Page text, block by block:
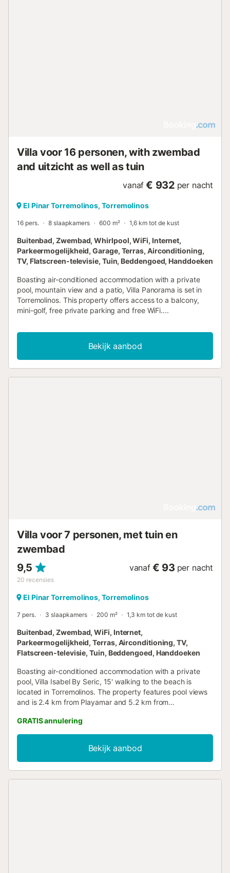
Villa voor 16 personen, with zwembad
and uitzicht as well as tuin
vanaf € 932 per nacht
El Pinar Torremolinos, Torremolinos
16 pers. 8 slaapkamers 600 m² 1,6 km tot de kust
Buitenbad, Zwembad, Whirlpool, WiFi, Internet,
Parkeermogelijkheid, Garage, Terras, Airconditioning,
TV, Flatscreen-televisie, Tuin, Beddengoed, Handdoeken
Boasting air-conditioned accommodation with a private
pool, mountain view and a patio, Villa Panorama is set in
Torremolinos. This property offers access to a balcony,
mini-golf, free private parking and free WiFi....
Bekijk aanbod
Villa voor 7 personen, met tuin en
zwembad
9,5
20 recensies
vanaf € 93 per nacht
El Pinar Torremolinos, Torremolinos
7 pers. 3 slaapkamers 200 m² 1,3 km tot de kust
Buitenbad, Zwembad, WiFi, Internet,
Parkeermogelijkheid, Terras, Airconditioning, TV,
Flatscreen-televisie, Tuin, Beddengoed, Handdoeken
Boasting air-conditioned accommodation with a private
pool, Villa Isabel By Seric, 15' walking to the beach is
located in Torremolinos. The property features pool views
and is 2.4 km from Playamar and 5.2 km from
GRATIS annulering
Bekijk aanbod